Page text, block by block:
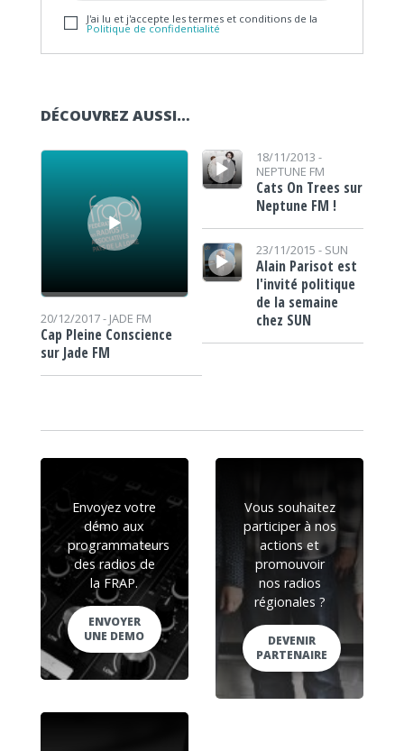
J'ai lu et j'accepte les termes et conditions de la
Politique de confidentialité
DÉCOUVREZ AUSSI…
Lecteur audio
20/12/2017 - JADE FM
Cap Pleine Conscience
sur Jade FM
Lecteur audio18/11/2013 -
NEPTUNE FM
Cats On Trees sur
Neptune FM !
Lecteur audio
23/11/2015 - SUN
Alain Parisot est
l'invité politique
de la semaine
chez SUN
Envoyez votre
démo aux
programmateurs
des radios de
la FRAP.
ENVOYER
UNE DEMO
Vous souhaitez
participer à nos
actions et
promouvoir
nos radios
régionales ?
DEVENIR
PARTENAIRE